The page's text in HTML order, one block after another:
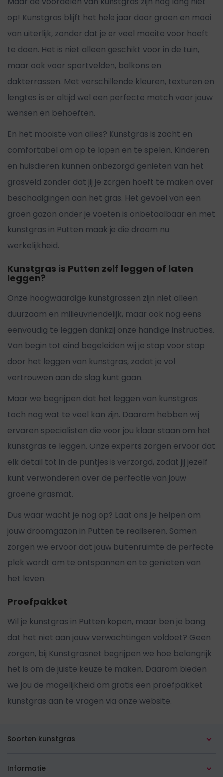
op! Kunstgras blijft het hele jaar door groen en mooi
van uiterlijk, zonder dat je er veel moeite voor hoeft
te doen. Het is niet alleen geschikt voor in de tuin,
maar ook voor sportvelden, balkons en
dakterrassen. Met verschillende kleuren, texturen en
lengtes is er altijd wel een perfecte match voor jouw
wensen en behoeften.
En het mooiste van alles? Kunstgras is zacht en
comfortabel om op te lopen en te spelen. Kinderen
en huisdieren kunnen onbezorgd genieten van het
grasveld zonder dat jij je zorgen hoeft te maken over
beschadigingen aan het gras. Het gevoel van een
groen gazon onder je voeten is onbetaalbaar en met
kunstgras in Putten maak je die droom nu
werkelijkheid.
Kunstgras is Putten zelf leggen of laten
leggen?
Onze hoogwaardige kunstgrassen zijn niet alleen
duurzaam en milieuvriendelijk, maar ook nog eens
eenvoudig te leggen dankzij onze handige instructies.
Van begin tot eind begeleiden wij je stap voor stap
door het leggen van kunstgras, zodat je vol
vertrouwen aan de slag kunt gaan.
Maar we begrijpen dat het leggen van kunstgras
toch nog wat te veel kan zijn. Daarom hebben wij
ervaren specialisten die voor jou klaar staan om het
kunstgras te leggen. Onze experts zorgen ervoor dat
elk detail tot in de puntjes is verzorgd, zodat jij jezelf
kunt verwonderen over de perfectie van jouw
groene grasmat.
Dus waar wacht je nog op? Laat ons je helpen om
jouw droomgazon in Putten te realiseren. Samen
zorgen we ervoor dat jouw buitenruimte de perfecte
plek wordt om te ontspannen en te genieten van
het leven.
Proefpakket
Wil je kunstgras in Putten kopen, maar ben je bang
dat het niet aan jouw verwachtingen voldoet? Geen
zorgen, bij Kunstgrasnet begrijpen we hoe belangrijk
het is om de juiste keuze te maken. Daarom bieden
we jou de mogelijkheid om gratis een proefpakket
kunstgras aan te vragen via onze website.
Soorten kunstgras
Alle soorten
Informatie